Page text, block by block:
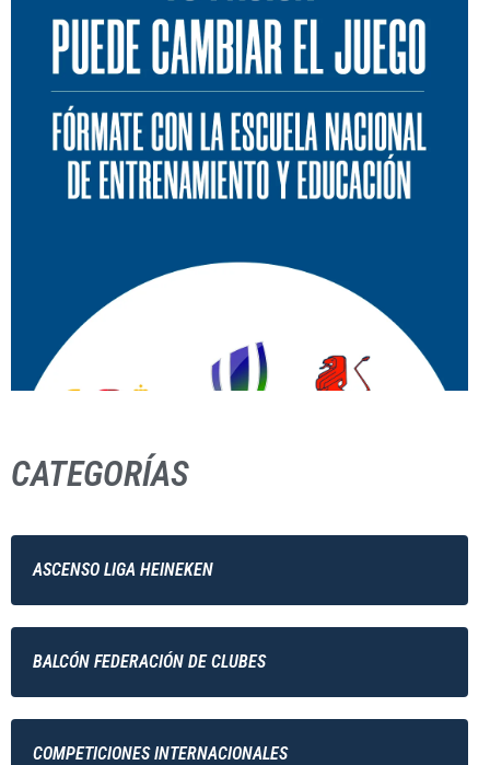
CATEGORÍAS
ASCENSO LIGA HEINEKEN
BALCÓN FEDERACIÓN DE CLUBES
COMPETICIONES INTERNACIONALES